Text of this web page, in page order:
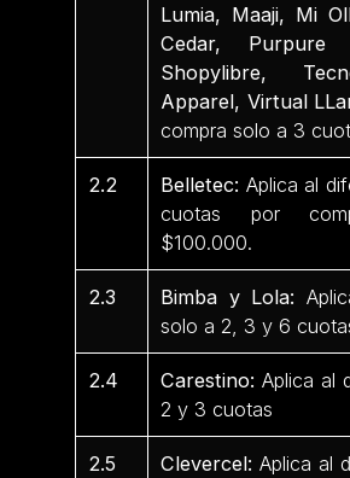
Lumia, Maaji, Mi
Cedar,
Shopylibre,
Apparel, Virtual
compra solo a 3
2.2 Belletec: Aplica al
cuotas por
$100.000.
2.3 Bimba y Lola:
solo a 2, 3 y 6
2.4 Carestino: Aplica al
2 y 3 cuotas
2.5 Clevercel:Aplica al